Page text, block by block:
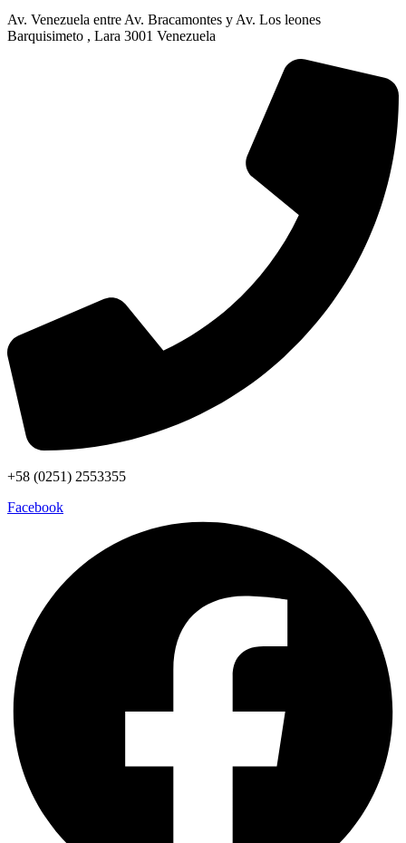
Av. Venezuela entre Av. Bracamontes y Av. Los leones
Barquisimeto , Lara 3001 Venezuela
+58 (0251) 2553355
Facebook